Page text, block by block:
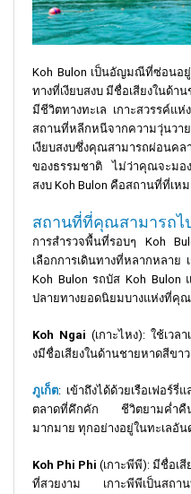
Koh Bulon เป็นอัญมณีที่ซ่อนอ
ทางที่เงียบสงบ มีชื่อเสียงในด้า
มีชีวิตทางทะเล เกาะสวรรค์แ
สถานที่หลีกหนีจากความวุ่นวา
เงียบสงบซึ่งคุณสามารถผ่อนคล
ของธรรมชาติ ไม่ว่าคุณจะมอ
สงบ Koh Bulon คือสถานที่ที่เห
สถานที่ที่คุณสามารถไ
การสำรวจพื้นที่รอบๆ Koh
เลือกการเดินทางที่หลากหลาย
Koh Bulon รถบัส Koh Bulon
ปลายทางยอดนิยมบางแห่งที่คุณ
Koh Ngai (เกาะไหง): ใช้เวล
งมีชื่อเสียงในด้านชายหาดสีขา
ภูเก็ต: เข้าถึงได้ด้วยเรือเฟอร์รี่
ตลาดที่คึกคัก ชีวิตยามค่ำคื
มากมาย ทุกอย่างอยู่ในทะเลอัน
Koh Phi Phi (เกาะพีพี): มีชื่อเ
ที่สวยงาม เกาะพีพีเป็นสถาน